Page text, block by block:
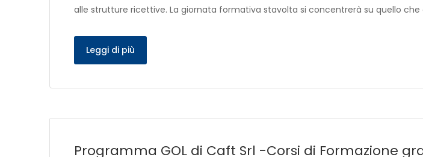
alle strutture ricettive. La giornata formativa stavolta si concentrerà su quello che
Leggi di più
Programma GOL di Caft Srl -Corsi di Formazione